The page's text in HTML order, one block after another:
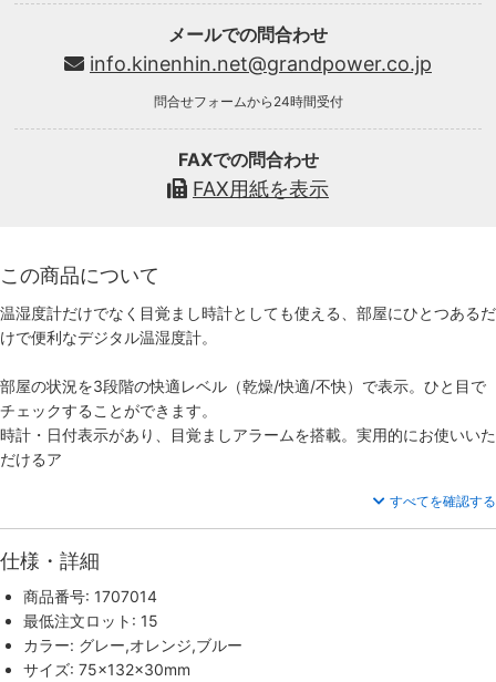
メールでの問合わせ
info.kinenhin.net@grandpower.co.jp
問合せフォームから24時間受付
FAXでの問合わせ
FAX用紙を表示
この商品について
温湿度計だけでなく目覚まし時計としても使える、部屋にひとつあるだ
けで便利なデジタル温湿度計。
部屋の状況を3段階の快適レベル（乾燥/快適/不快）で表示。ひと目で
チェックすることができます。
時計・日付表示があり、目覚ましアラームを搭載。実用的にお使いいた
だけるア
すべてを確認する
仕様・詳細
商品番号: 1707014
最低注文ロット: 15
カラー: グレー,オレンジ,ブルー
サイズ: 75×132×30mm